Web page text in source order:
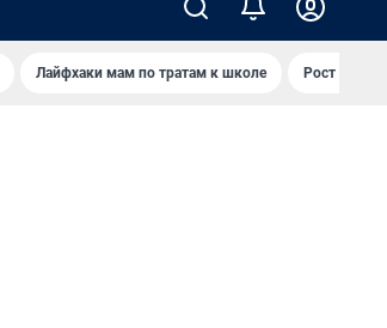
Лайфхаки мам по тратам к школе Рост цен на